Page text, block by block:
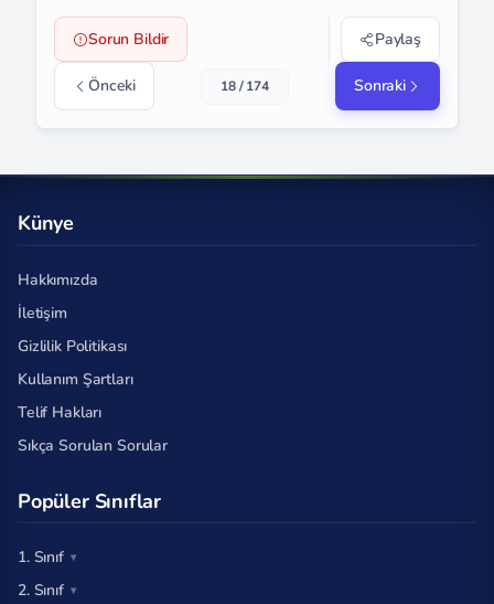
Sorun Bildir Paylaş
Önceki 18 / 174 Sonraki
Künye
Hakkımızda
İletişim
Gizlilik Politikası
Kullanım Şartları
Telif Hakları
Sıkça Sorulan Sorular
Popüler Sınıflar
1. Sınıf
2. Sınıf